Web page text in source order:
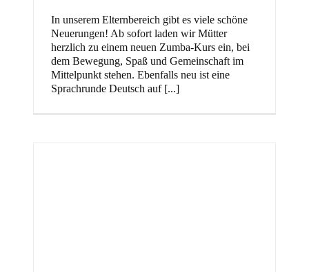
Kinder
In unserem Elternbereich gibt es viele schöne
Neuerungen! Ab sofort laden wir Mütter
herzlich zu einem neuen Zumba-Kurs ein, bei
dem Bewegung, Spaß und Gemeinschaft im
Mittelpunkt stehen. Ebenfalls neu ist eine
Sprachrunde Deutsch auf [...]